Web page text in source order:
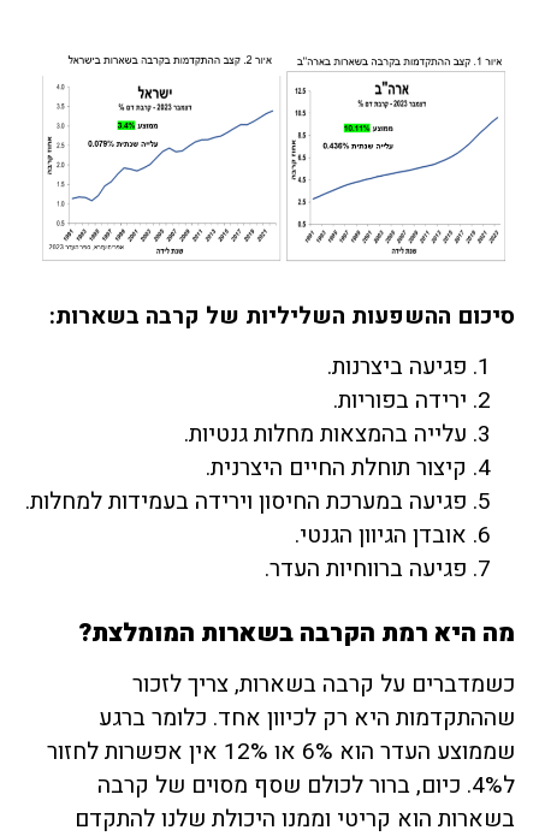
סיכום ההשפעות השליליות של קרבה בשארות:
פגיעה ביצרנות.
ירידה בפוריות.
עלייה בהמצאות מחלות גנטיות.
קיצור תוחלת החיים היצרנית.
פגיעה במערכת החיסון וירידה בעמידות למחלות.
אובדן הגיוון הגנטי.
פגיעה ברווחיות העדר.
מה היא רמת הקרבה בשארות המומלצת?
כשמדברים על קרבה בשארות, צריך לזכור
שההתקדמות היא רק לכיוון אחד. כלומר ברגע
שממוצע העדר הוא 6% או 12% אין אפשרות לחזור
ל4%. כיום, ברור לכולם שסף מסוים של קרבה
בשארות הוא קריטי וממנו היכולת שלנו להתקדם